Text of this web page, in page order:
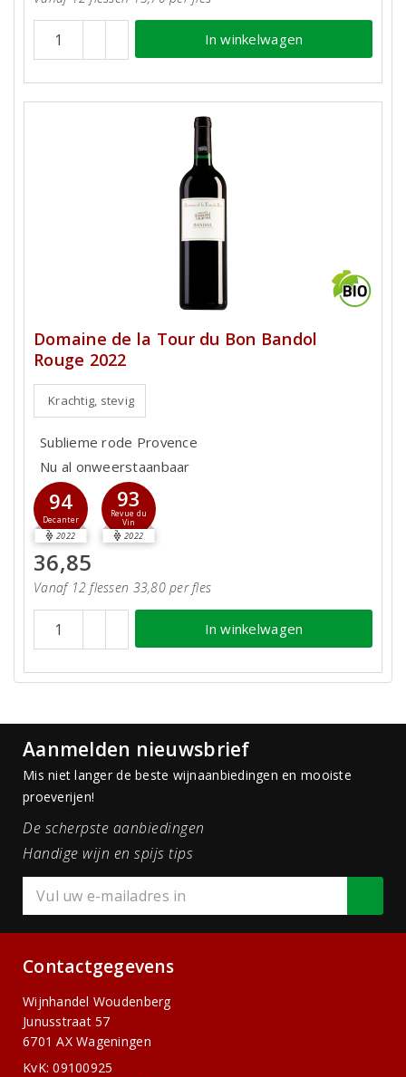
In winkelwagen
Domaine de la Tour du Bon Bandol
Rouge 2022
Krachtig, stevig
Sublieme rode Provence
Nu al onweerstaanbaar
94
Decanter
2022
93
Revue du
Vin
2022
36,85
Vanaf 12 flessen 33,80 per fles
In winkelwagen
Aanmelden nieuwsbrief
Mis niet langer de beste wijnaanbiedingen en mooiste
proeverijen!
De scherpste aanbiedingen
Handige wijn en spijs tips
Contactgegevens
Wijnhandel Woudenberg
Junusstraat 57
6701 AX Wageningen
KvK: 09100925